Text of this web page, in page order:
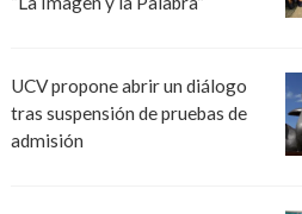
UCV propone abrir un diálogo
tras suspensión de pruebas de
admisión